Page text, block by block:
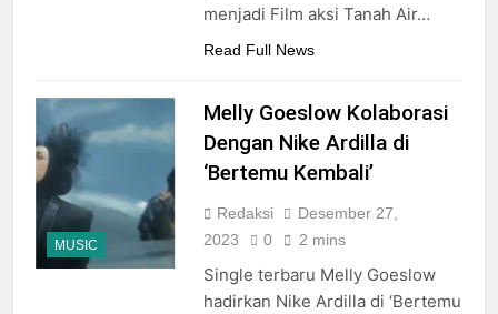
menjadi Film aksi Tanah Air…
Read Full News
MUSIC
Melly Goeslow Kolaborasi
Dengan Nike Ardilla di
‘Bertemu Kembali’
Redaksi
Desember 27,
2023
0 2 mins
Single terbaru Melly Goeslow
hadirkan Nike Ardilla di ‘Bertemu